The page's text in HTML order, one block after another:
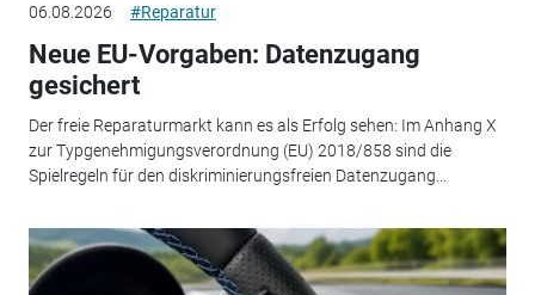
06.08.2026 #Reparatur
Neue EU-Vorgaben: Datenzugang
gesichert
Der freie Reparaturmarkt kann es als Erfolg sehen: Im Anhang X
zur Typgenehmigungsverordnung (EU) 2018/858 sind die
Spielregeln für den diskriminierungsfreien Datenzugang...